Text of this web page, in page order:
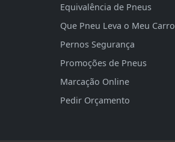
Equivalência de Pneus
Que Pneu Leva o Meu Carro
Pernos Segurança
Promoções de Pneus
Marcação Online
Pedir Orçamento